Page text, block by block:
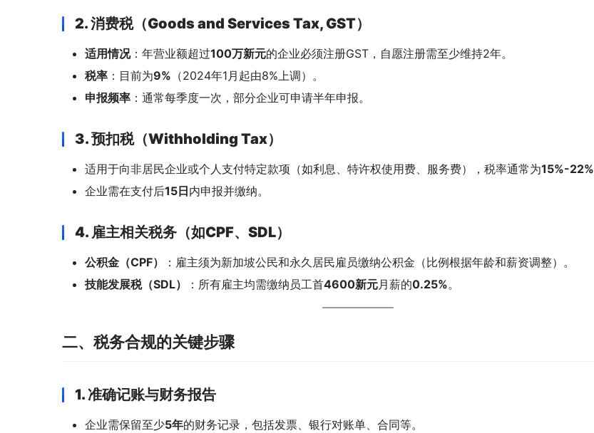
2. 消费税（Goods and Services Tax, GST）
适用情况：年营业额超过100万新元的企业必须注册GST，自愿注册需至少维持2年。
税率 ：目前为9% （2024年1月起由8%上调）。
申报频率 ：通常每季度一次，部分企业可申请半年申报。
3. 预扣税（Withholding Tax）
适用于向非居民企业或个人支付特定款项（如利息、特许权使用费、服务费），税率通常为15%-22%
企业需在支付后15日内申报并缴纳。
4. 雇主相关税务（如CPF、SDL）
公积金（CPF）
：雇主须为新加坡公民和永久居民雇员缴纳公积金（比例根据年龄和薪资调整）。
技能发展税（SDL）
：所有雇主均需缴纳员工首4600新元月薪的0.25%。
二、税务合规的关键步骤
1. 准确记账与财务报告
企业需保留至少5年的财务记录，包括发票、银行对账单、合同等。